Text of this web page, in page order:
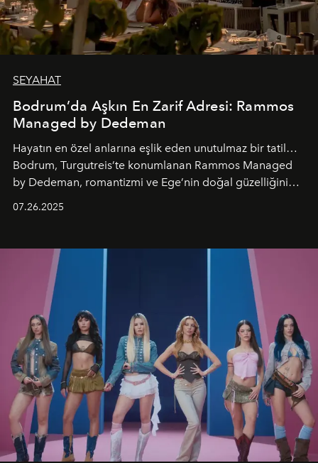
SEYAHAT
Bodrum’da Aşkın En Zarif Adresi: Rammos
Managed by Dedeman
Hayatın en özel anlarına eşlik eden unutulmaz bir tatil…
Bodrum, Turgutreis’te konumlanan Rammos Managed
by Dedeman, romantizmi ve Ege’nin doğal güzelliğini
07.26.2025